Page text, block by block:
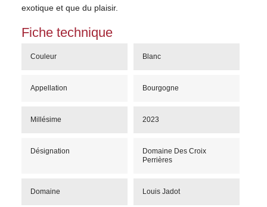
exotique et que du plaisir.
Fiche technique
Couleur Blanc
Appellation Bourgogne
Millésime 2023
Désignation
Domaine Des Croix
Perrières
Domaine Louis Jadot